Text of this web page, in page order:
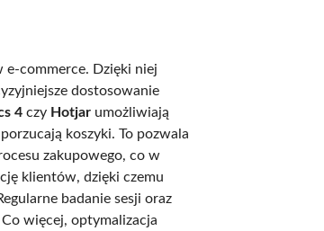
e-commerce. Dzięki niej
dostosowanie
4 czy Hotjar umożliwiają
koszyki. To pozwala
zakupowego, co w
klientów, dzięki czemu
badanie sesji oraz
więcej, optymalizacja